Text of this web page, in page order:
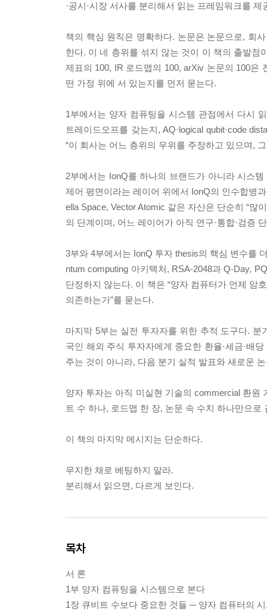
·공시·시장 서사를 분리해서 읽는 프레임워크를 제
책의 핵심 원칙은 명확하다. 논문은 논문으로, 회
한다. 이 네 층위를 섞지 않는 것이 이 책의 출발점
제표의 100, IR 로드맵의 100, arXiv 논문의 100
떤 가정 위에 서 있는지를 먼저 묻는다.
1부에서는 양자 컴퓨팅을 시스템 관점에서 다시
트레이드오프를 갖는지, AQ·logical qubit·code
“이 회사는 어느 층위의 우위를 주장하고 있으며,
2부에서는 IonQ를 하나의 브랜드가 아니라 시스
제어 평면이라는 레이어 위에서 IonQ의 인수합병
ella Space, Vector Atomic 같은 자산은 단순히 “많
의 단계이며, 어느 레이어가 아직 연구·통합·검증
3부와 4부에서는 IonQ 투자 thesis의 핵심 변수를
ntum computing 아키텍처, RSA-2048과 Q-Day,
단정하지 않는다. 이 책은 “양자 컴퓨터가 언제 암
의존하는가”를 묻는다.
마지막 5부는 실전 투자자를 위한 추적 도구다. 분
국인 해외 주식 투자자에게 중요한 환율·세금·배
주는 것이 아니라, 다음 분기 실적 발표와 새로운
양자 투자는 아직 미실현 기술의 commercial 환원
트 수 하나, 로드맵 한 장, 논문 속 수치 하나만으
이 책의 마지막 메시지는 단순하다.
무지한 채로 베팅하지 말라.
분리해서 읽으면, 다르게 보인다.
목차
서 론
1부 양자 컴퓨팅을 시스템으로 본다
1장 큐비트 수보다 중요한 것들 ─ 양자 컴퓨터의